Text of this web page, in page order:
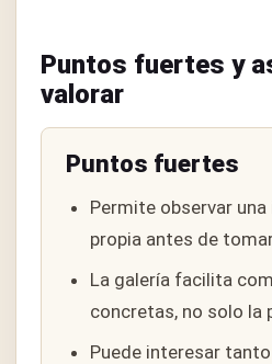
Puntos fuertes y
valorar
Puntos fuertes
Permite observar
propia antes de
La galería facilita
concretas, no solo la
Puede interesar